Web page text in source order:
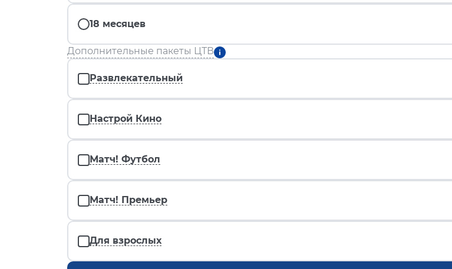
18 месяцев
Дополнительные пакеты ЦТВ
Развлекательный
Настрой Кино
Матч! Футбол
Матч! Премьер
Для взрослых